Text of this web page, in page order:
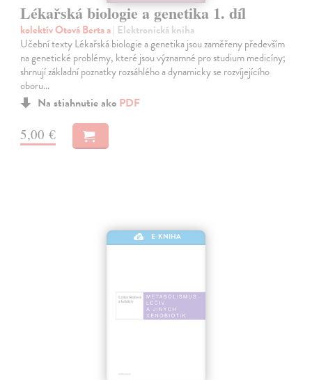
Lékařská biologie a genetika 1. díl
kolektív Otová Berta a| Elektronická kniha
Učební texty Lékařská biologie a genetika jsou zaměřeny především
na genetické problémy, které jsou významné pro studium medicíny;
shrnují základní poznatky rozsáhlého a dynamicky se rozvíjejícího
oboru…
Na stiahnutie ako PDF
5,00 €
E-KNIHA